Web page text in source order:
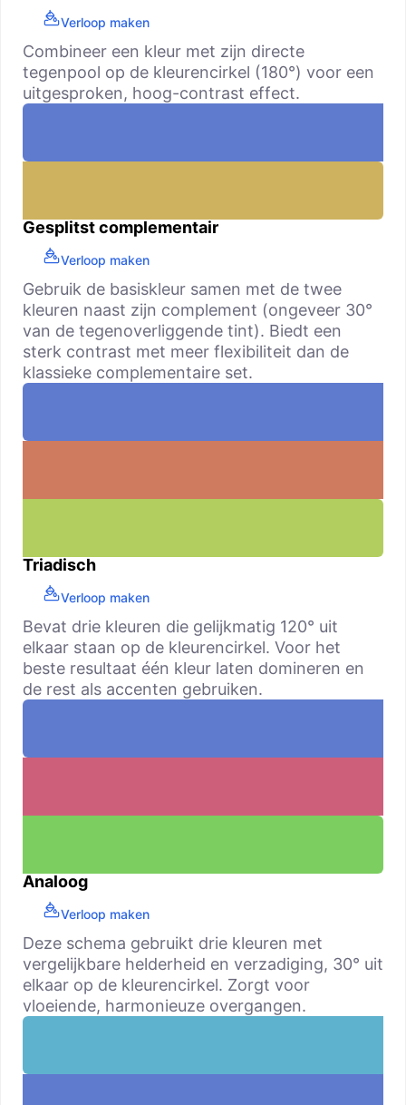
Verloop maken
Combineer een kleur met zijn directe
tegenpool op de kleurencirkel (180°) voor een
uitgesproken, hoog-contrast effect.
Gesplitst complementair
Verloop maken
Gebruik de basiskleur samen met de twee
kleuren naast zijn complement (ongeveer 30°
van de tegenoverliggende tint). Biedt een
sterk contrast met meer flexibiliteit dan de
klassieke complementaire set.
Triadisch
Verloop maken
Bevat drie kleuren die gelijkmatig 120° uit
elkaar staan op de kleurencirkel. Voor het
beste resultaat één kleur laten domineren en
de rest als accenten gebruiken.
Analoog
Verloop maken
Deze schema gebruikt drie kleuren met
vergelijkbare helderheid en verzadiging, 30° uit
elkaar op de kleurencirkel. Zorgt voor
vloeiende, harmonieuze overgangen.